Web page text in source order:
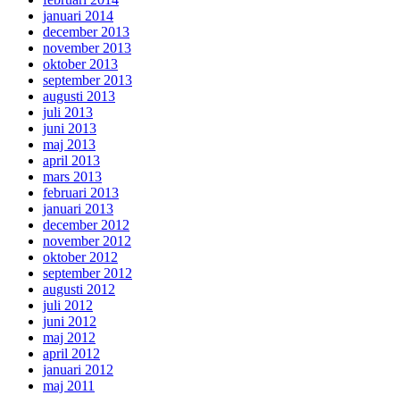
januari 2014
december 2013
november 2013
oktober 2013
september 2013
augusti 2013
juli 2013
juni 2013
maj 2013
april 2013
mars 2013
februari 2013
januari 2013
december 2012
november 2012
oktober 2012
september 2012
augusti 2012
juli 2012
juni 2012
maj 2012
april 2012
januari 2012
maj 2011